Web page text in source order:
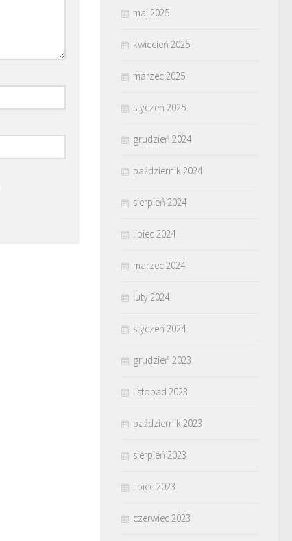
maj 2025
kwiecień 2025
marzec 2025
styczeń 2025
grudzień 2024
październik 2024
sierpień 2024
lipiec 2024
marzec 2024
luty 2024
styczeń 2024
grudzień 2023
listopad 2023
październik 2023
sierpień 2023
lipiec 2023
czerwiec 2023